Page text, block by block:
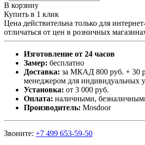
В корзину
Купить в 1 клик
Цена действительна только для
отличаться от цен в розничных
Изготовление от 24 часов
Замер: бесплатно
Доставка: за МКАД 800 руб. + 30
менеджером для индивидуальных
Установка: от 3 000 руб.
Оплата: наличными,
Производитель: Mosdoor
Звоните: +7 499 653-59-50